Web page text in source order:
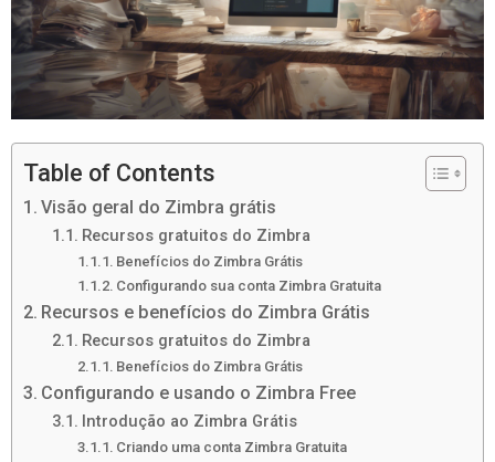
Table of Contents
Visão geral do Zimbra grátis
Recursos gratuitos do Zimbra
Benefícios do Zimbra Grátis
Configurando sua conta Zimbra Gratuita
Recursos e benefícios do Zimbra Grátis
Recursos gratuitos do Zimbra
Benefícios do Zimbra Grátis
Configurando e usando o Zimbra Free
Introdução ao Zimbra Grátis
Criando uma conta Zimbra Gratuita